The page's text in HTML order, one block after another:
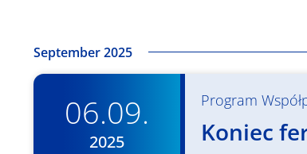
wyszukiwaniu
i
widokach
kluczowego
Wydarzenia
September 2025
06.09.
2025
Program
Koniec